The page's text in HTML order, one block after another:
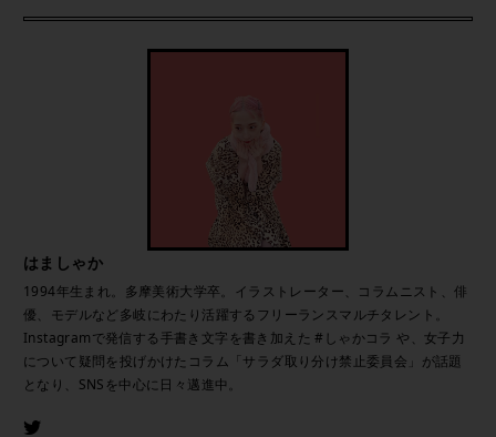
はましゃか
1994年生まれ。多摩美術大学卒。イラストレーター、コラムニスト、俳
優、モデルなど多岐にわたり活躍するフリーランスマルチタレント。
Instagramで発信する手書き文字を書き加えた #しゃかコラ や、女子力
について疑問を投げかけたコラム「サラダ取り分け禁止委員会」が話題
となり、SNSを中心に日々邁進中。